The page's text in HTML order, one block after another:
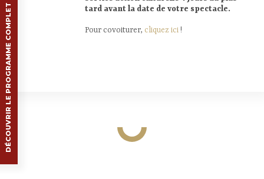
DÉCOUVRIR LE PROGRAMME COMPLET
tard avant la date de votre spectacle.
Pour covoiturer, cliquez ici!